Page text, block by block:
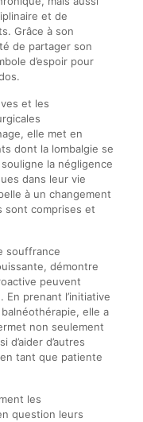
et de
Grâce à son
de partager son
d’espoir pour
et les
elle met en
dont la lombalgie se
la négligence
dans leur vie
à un changement
sont comprises et
souffrance
démontre
peuvent
prenant l’initiative
elle a
non seulement
d’autres
tant que patiente
les
question leurs